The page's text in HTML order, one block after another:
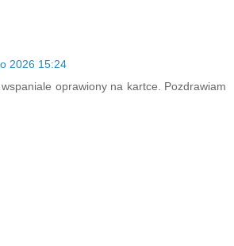
2026 15:24
oprawiony na kartce. Pozdrawiam